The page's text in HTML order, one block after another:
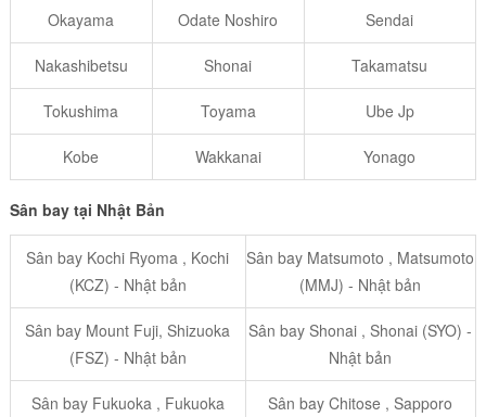
Okayama Odate Noshiro Sendai
Nakashibetsu Shonai Takamatsu
Tokushima Toyama Ube Jp
Kobe Wakkanai Yonago
Sân bay tại Nhật Bản
Sân bay Kochi Ryoma , Kochi
(KCZ) - Nhật bản
Sân bay Matsumoto , Matsumoto
(MMJ) - Nhật bản
Sân bay Mount Fuji, Shizuoka
(FSZ) - Nhật bản
Sân bay Shonai , Shonai (SYO) -
Nhật bản
Sân bay Fukuoka , Fukuoka
Sân bay Chitose , Sapporo